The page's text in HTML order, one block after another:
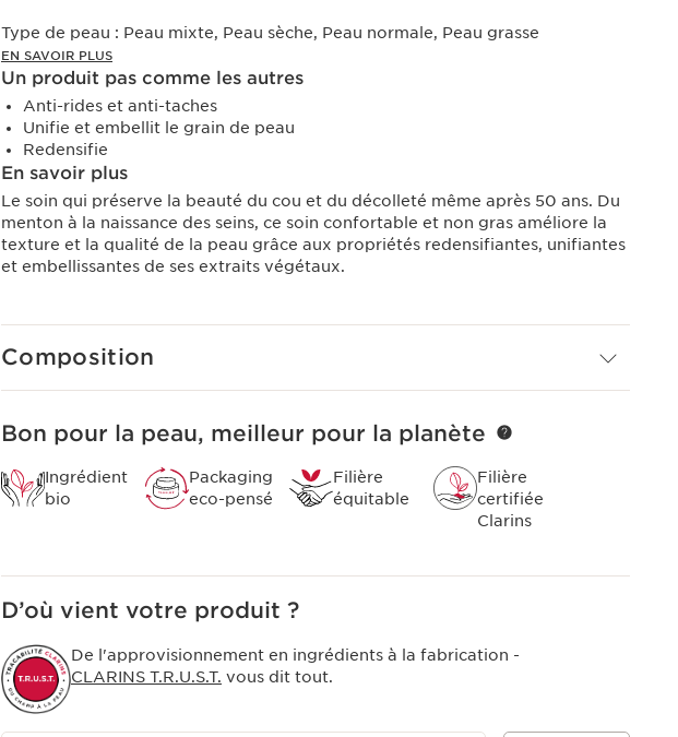
Type de peau : Peau mixte, Peau sèche, Peau normale, Peau grasse
EN SAVOIR PLUS
Un produit pas comme les autres
Anti-rides et anti-taches
Unifie et embellit le grain de peau
Redensifie
En savoir plus
Le soin qui préserve la beauté du cou et du décolleté même après 50 ans. Du
menton à la naissance des seins, ce soin confortable et non gras améliore la
texture et la qualité de la peau grâce aux propriétés redensifiantes, unifiantes
et embellissantes de ses extraits végétaux.
Composition
Bon pour la peau, meilleur pour la planète
Ingrédient
bio
Packaging
eco-pensé
Filière
équitable
Filière
certifiée
Clarins
D’où vient votre produit ?
De l'approvisionnement en ingrédients à la fabrication -
CLARINS T.R.U.S.T. vous dit tout.